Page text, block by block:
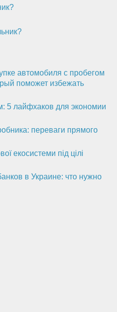
автомобиля с пробегом
поможет избежать
5 лайфхаков для экономии
переваги прямого
екосистеми під цілі
в Украине: что нужно